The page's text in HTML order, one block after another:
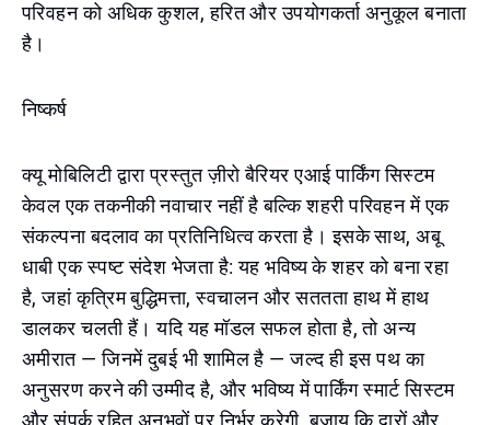
परिवहन को अधिक कुशल, हरित और उपयोगकर्ता अनुकूल बनाता
है।
निष्कर्ष
क्यू मोबिलिटी द्वारा प्रस्तुत ज़ीरो बैरियर एआई पार्किंग सिस्टम
केवल एक तकनीकी नवाचार नहीं है बल्कि शहरी परिवहन में एक
संकल्पना बदलाव का प्रतिनिधित्व करता है। इसके साथ, अबू
धाबी एक स्पष्ट संदेश भेजता है: यह भविष्य के शहर को बना रहा
है, जहां कृत्रिम बुद्धिमत्ता, स्वचालन और सततता हाथ में हाथ
डालकर चलती हैं। यदि यह मॉडल सफल होता है, तो अन्य
अमीरात — जिनमें दुबई भी शामिल है — जल्द ही इस पथ का
अनुसरण करने की उम्मीद है, और भविष्य में पार्किंग स्मार्ट सिस्टम
और संपर्क रहित अनुभवों पर निर्भर करेगी, बजाय कि द्वारों और